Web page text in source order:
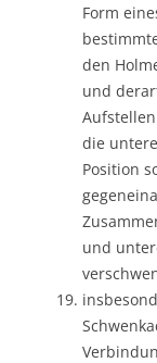
Form
den
und
die
Position
und